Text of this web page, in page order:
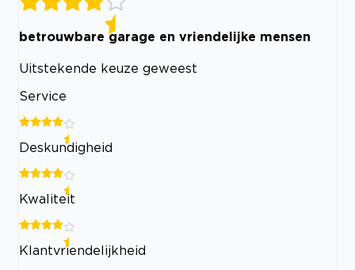
betrouwbare garage en vriendelijke mensen
Uitstekende keuze geweest
Service
Deskundigheid
Kwaliteit
Klantvriendelijkheid